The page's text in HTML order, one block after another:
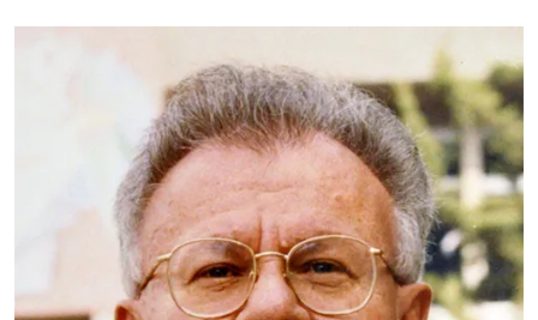
Dr. Eliezer Braun
Guitler
CBI
Nombramiento: 19 y 20 de
junio de 2000
Nació el 2 de enero de 1949, en México, D.F. Es